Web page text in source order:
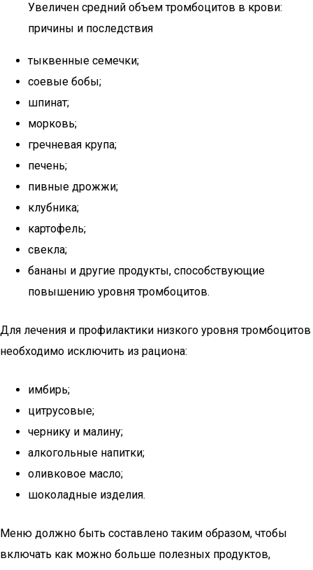
Увеличен средний объем тромбоцитов в крови:
причины и последствия
тыквенные семечки;
соевые бобы;
шпинат;
морковь;
гречневая крупа;
печень;
пивные дрожжи;
клубника;
картофель;
свекла;
бананы и другие продукты, способствующие
повышению уровня тромбоцитов.
Для лечения и профилактики низкого уровня тромбоцитов
необходимо исключить из рациона:
имбирь;
цитрусовые;
чернику и малину;
алкогольные напитки;
оливковое масло;
шоколадные изделия.
Меню должно быть составлено таким образом, чтобы
включать как можно больше полезных продуктов,